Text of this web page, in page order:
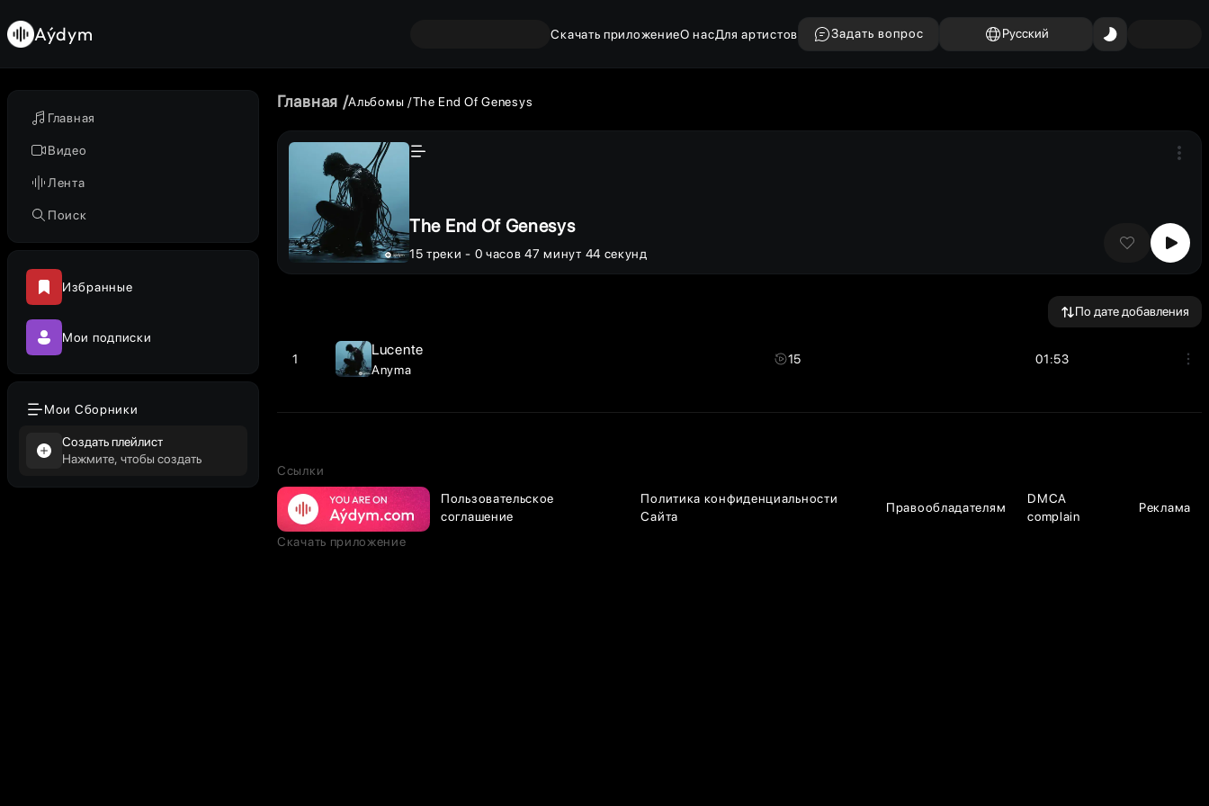
Главная
Видео
Лента
Поиск
Избранные
Мои подписки
Мои Сборники
Создать плейлист
Нажмите, чтобы создать
Aýdym Скачать приложениеО насДля артистов Задать вопрос Русский
Главная Альбомы The End Of Genesys
The End Of Genesys
15 треки - 0 часов 47 минут 44 секунд
По дате добавления
1
Lucente
Anyma
15 01:53
Ссылки
Пользовательское
соглашение
Политика конфиденциальности
Сайта
Правообладателям
DMCA
complain
Реклама
Скачать приложение